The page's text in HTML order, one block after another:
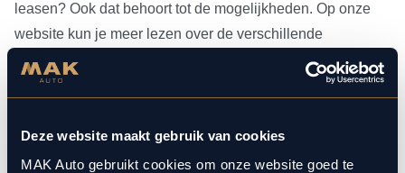
Deze website maakt gebruik van cookies
MAK Auto gebruikt cookies om onze website goed te
leasen? Ook dat behoort tot de mogelijkheden. Op onze
website kun je meer lezen over de verschillende
leasevormen.
Heb je je BMW occasion eenmaal gevonden, dan kun je